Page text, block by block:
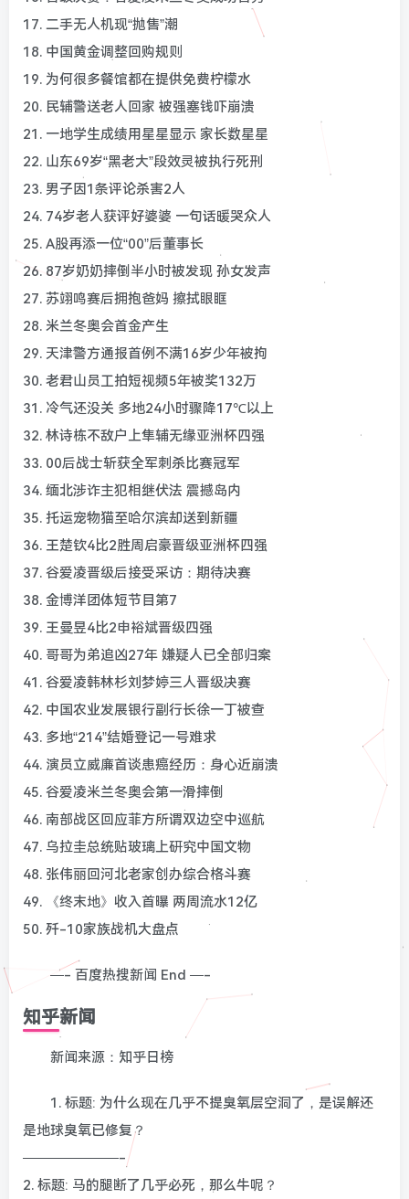
17. 二手无人机现“抛售”潮
18. 中国黄金调整回购规则
19. 为何很多餐馆都在提供免费柠檬水
20. 民辅警送老人回家 被强塞钱吓崩溃
21. 一地学生成绩用星星显示 家长数星星
22. 山东69岁“黑老大”段效灵被执行死刑
23. 男子因1条评论杀害2人
24. 74岁老人获评好婆婆 一句话暖哭众人
25. A股再添一位“00”后董事长
26. 87岁奶奶摔倒半小时被发现 孙女发声
27. 苏翊鸣赛后拥抱爸妈 擦拭眼眶
28. 米兰冬奥会首金产生
29. 天津警方通报首例不满16岁少年被拘
30. 老君山员工拍短视频5年被奖132万
31. 冷气还没关 多地24小时骤降17℃以上
32. 林诗栋不敌户上隼辅无缘亚洲杯四强
33. 00后战士斩获全军刺杀比赛冠军
34. 缅北涉诈主犯相继伏法 震撼岛内
35. 托运宠物猫至哈尔滨却送到新疆
36. 王楚钦4比2胜周启豪晋级亚洲杯四强
37. 谷爱凌晋级后接受采访：期待决赛
38. 金博洋团体短节目第7
39. 王曼昱4比2申裕斌晋级四强
40. 哥哥为弟追凶27年 嫌疑人已全部归案
41. 谷爱凌韩林杉刘梦婷三人晋级决赛
42. 中国农业发展银行副行长徐一丁被查
43. 多地“214”结婚登记一号难求
44. 演员立威廉首谈患癌经历：身心近崩溃
45. 谷爱凌米兰冬奥会第一滑摔倒
46. 南部战区回应菲方所谓双边空中巡航
47. 乌拉圭总统贴玻璃上研究中国文物
48. 张伟丽回河北老家创办综合格斗赛
49. 《终末地》收入首曝 两周流水12亿
50. 歼-10家族战机大盘点
—- 百度热搜新闻 End —-
知乎新闻
新闻来源：知乎日榜
1. 标题: 为什么现在几乎不提臭氧层空洞了，是误解还
是地球臭氧已修复？
———————-
2. 标题: 马的腿断了几乎必死，那么牛呢？